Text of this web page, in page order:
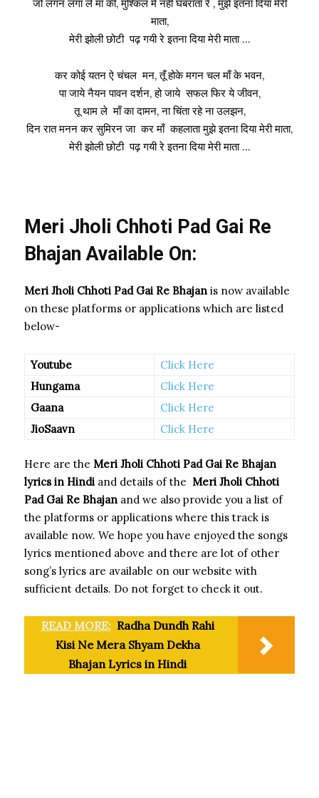
जो लगन लगा ले माँ की, मुश्किल में नहीं घबराता रे , मुझे इतना दिया मेरी
माता,
मेरी झोली छोटी पढ़ गयी रे इतना दिया मेरी माता …
कर कोई यतन ऐ चंचल मन, तूँ होके मगन चल माँ के भवन,
पा जाये नैयन पावन दर्शन, हो जाये सफल फिर ये जीवन,
तू थाम ले माँ का दामन, ना चिंता रहे ना उलझन,
दिन रात मनन कर सुमिरन जा कर माँ कहलाता मुझे इतना दिया मेरी माता,
मेरी झोली छोटी पढ़ गयी रे इतना दिया मेरी माता …
Meri Jholi Chhoti Pad Gai Re
Bhajan Available On:
Meri Jholi Chhoti Pad Gai Re Bhajan is now available
on these platforms or applications which are listed
below-
Youtube
Click Here
Hungama
Click Here
Gaana
Click Here
JioSaavn
Click Here
Here are the Meri Jholi Chhoti Pad Gai Re Bhajan
lyrics in Hindi and details of the Meri Jholi Chhoti
Pad Gai Re Bhajan and we also provide you a list of
the platforms or applications where this track is
available now. We hope you have enjoyed the songs
lyrics mentioned above and there are lot of other
song’s lyrics are available on our website with
sufficient details. Do not forget to check it out.
READ MORE: Radha Dundh Rahi
Kisi Ne Mera Shyam Dekha
Bhajan Lyrics in Hindi